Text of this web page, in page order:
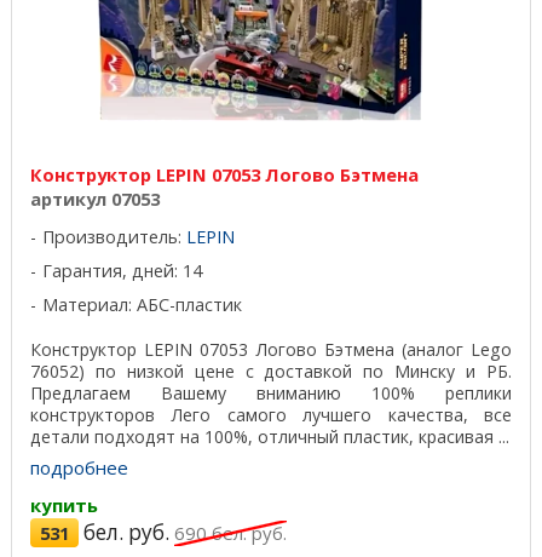
Конструктор LEPIN 07053 Логово Бэтмена
артикул 07053
Производитель: LEPIN
Гарантия, дней: 14
Материал: АБС-пластик
Конструктор LEPIN 07053 Логово Бэтмена (аналог Lego
76052) по низкой цене с доставкой по Минску и РБ.
Предлагаем Вашему вниманию 100% реплики
конструкторов Лего самого лучшего качества, все
детали подходят на 100%, отличный пластик, красивая ...
подробнее
купить
531 бел. руб. 690бел. руб.